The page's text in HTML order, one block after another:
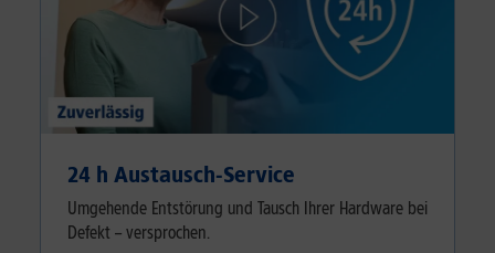
24 h Austausch-Service
Umgehende Entstörung und Tausch Ihrer Hardware bei
Defekt – versprochen.